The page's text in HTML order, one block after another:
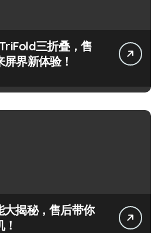
三折叠，售
界新体验！
揭秘，售后带你